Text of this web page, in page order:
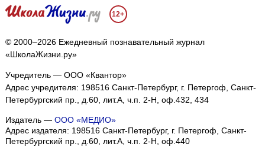
12+
© 2000–2026 Ежедневный познавательный журнал
«ШколаЖизни.ру»
Учредитель — ООО «Квантор»
Адрес учредителя: 198516 Санкт-Петербург, г. Петергоф, Санкт-
Петербургский пр., д.60, лит.А, ч.п. 2-Н, оф.432, 434
Издатель — ООО «МЕДИО»
Адрес издателя: 198516 Санкт-Петербург, г. Петергоф, Санкт-
Петербургский пр., д.60, лит.А, ч.п. 2-Н, оф.440